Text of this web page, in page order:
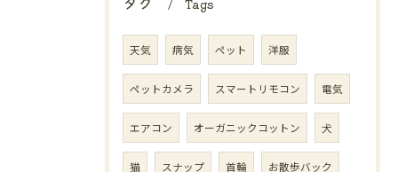
Tags
天気 病気 ペット 洋服
ペットカメラ スマートリモコン 電気
エアコン オーガニックコットン 犬
猫 スナップ 首輪 お散歩バック